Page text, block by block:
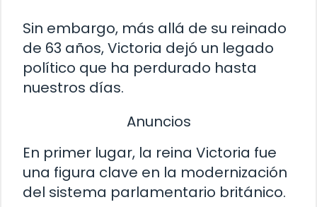
Sin embargo, más allá de su reinado
de 63 años, Victoria dejó un legado
político que ha perdurado hasta
nuestros días.
Anuncios
En primer lugar, la reina Victoria fue
una figura clave en la modernización
del sistema parlamentario británico.